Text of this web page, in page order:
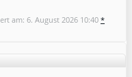
am: 6. August 2026 10:40 *